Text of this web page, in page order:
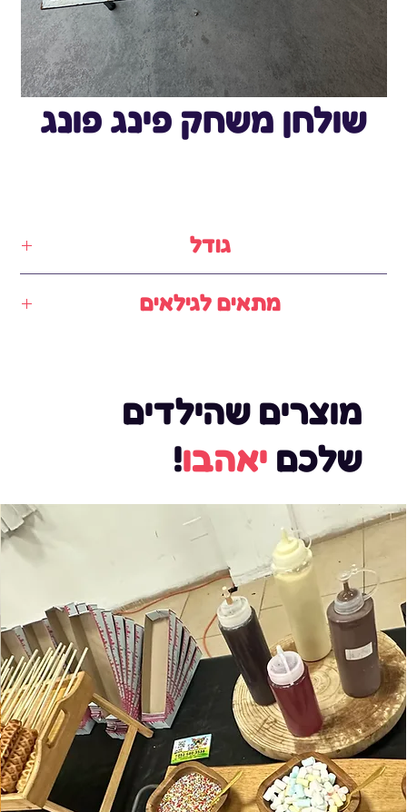
מוצרים שהילדים
שלכם יאהבו!
שולחן משחק פינג פונג
גודל
מתאים לגילאים